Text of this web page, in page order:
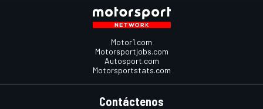
Motor1.com
Motorsportjobs.com
Autosport.com
Motorsportstats.com
Contáctenos